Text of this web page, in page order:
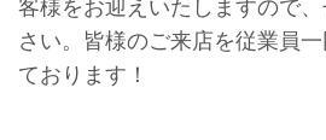
客様をお迎えいたしますので
さい。皆様のご来店を従業員
ております！